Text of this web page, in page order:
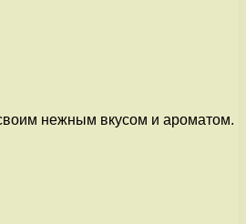
нежным вкусом и ароматом.